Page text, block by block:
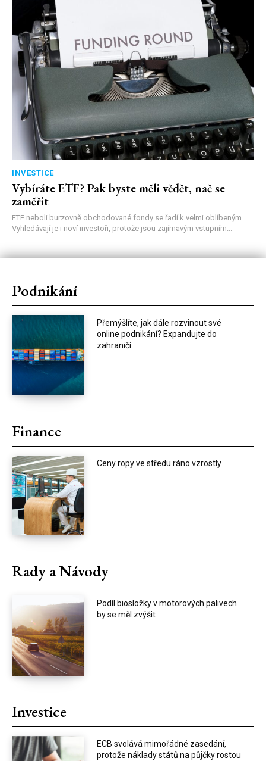
INVESTICE
Vybíráte ETF? Pak byste měli vědět, nač se
zaměřit
ETF neboli burzovně obchodované fondy se řadí k velmi oblíbeným.
Vyhledávají je i noví investoři, protože jsou zajímavým vstupním...
Podnikání
Přemýšlíte, jak dále rozvinout své
online podnikání? Expandujte do
zahraničí
Finance
Ceny ropy ve středu ráno vzrostly
Rady a Návody
Podíl biosložky v motorových palivech
by se měl zvýšit
Investice
ECB svolává mimořádné zasedání,
protože náklady států na půjčky rostou